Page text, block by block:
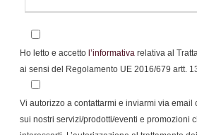
Ho letto e accetto l’informativa relativa al
ai sensi del Regolamento UE 2016/679 artt.
Vi autorizzo a contattarmi e inviarmi via email
sui nostri servizi/prodotti/eventi e promozioni